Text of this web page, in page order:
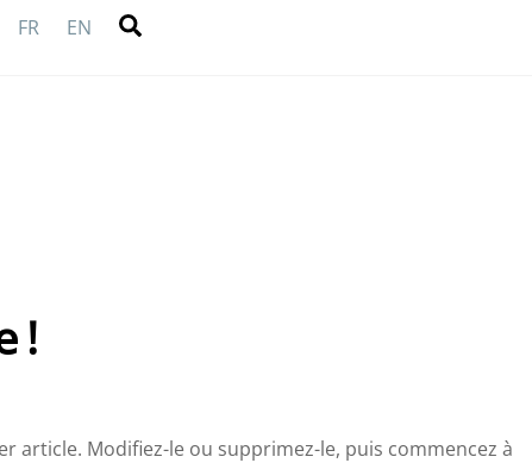
FR EN
!
article. Modifiez-le ou supprimez-le, puis commencez à